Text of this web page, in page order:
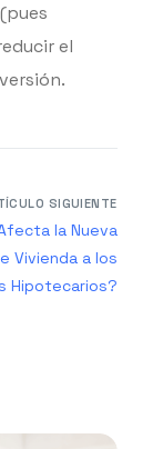
el
SIGUIENTE
la Nueva
Vivienda a los
Hipotecarios?